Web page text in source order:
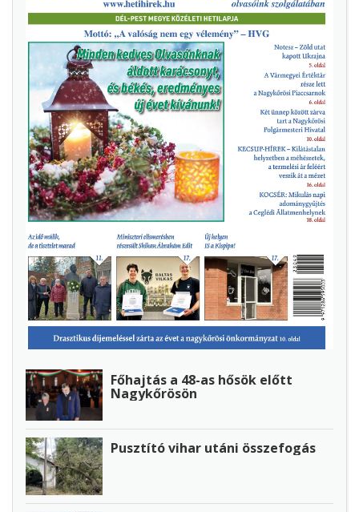
Főhajtás a 48-as hősök előtt
Nagykőrösön
Pusztító vihar utáni összefogás